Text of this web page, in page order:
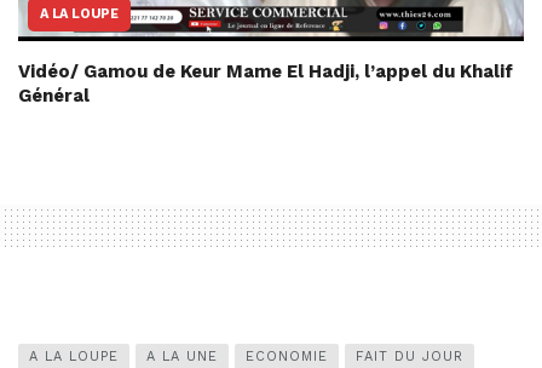
A LA LOUPE
Vidéo/ Gamou de Keur Mame El Hadji, l’appel du Khalif
Général
A LA LOUPE A LA UNE ECONOMIE FAIT DU JOUR